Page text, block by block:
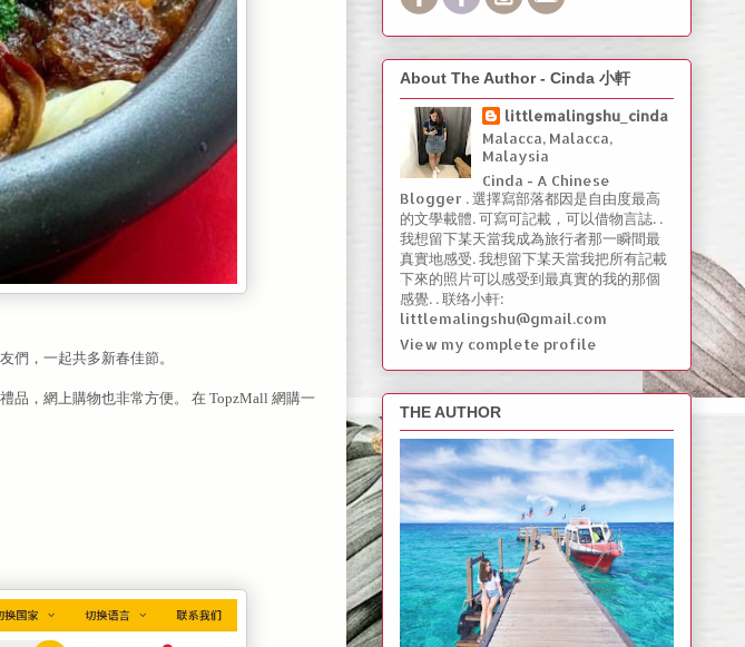
們，一起共多新春佳節。
品，網上購物也非常方便。 在 TopzMall 網購一
About The Author - Cinda 小軒
littlemalingshu_cinda
Malacca, Malacca,
Malaysia
Cinda - A Chinese
Blogger . 選擇寫部落都因是自由度最高
的文學載體. 可寫可記載，可以借物言誌. .
我想留下某天當我成為旅行者那一瞬間最
真實地感受. 我想留下某天當我把所有記載
下來的照片可以感受到最真實的我的那個
感覺. . 联络小軒:
littlemalingshu@gmail.com
View my complete profile
THE AUTHOR